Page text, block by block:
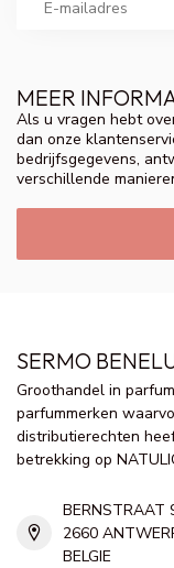
MEER
Als u vragen hebt
dan onze
bedrijfsgegevens,
verschillende
SERMO
Groothandel in
parfummerken
distributierechten
betrekking op
BERNSTRAAT
2660
BELGIE